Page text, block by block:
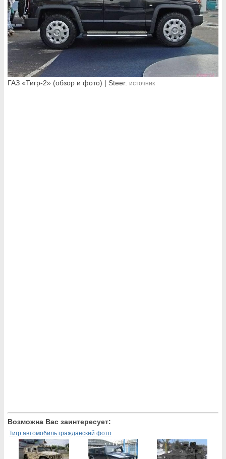
ГАЗ «Тигр-2» (обзор и фото) | Steer. источник
Возможна Вас заинтересует:
Тигр автомобиль гражданский фото